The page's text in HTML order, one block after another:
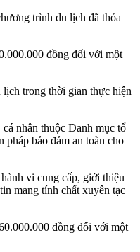
trình du lịch đã thỏa
đồng đối với một
trong thời gian thực hiện
nhân thuộc Danh mục tổ
pháp bảo đảm an toàn cho
vi cung cấp, giới thiệu
mang tính chất xuyên tạc
đồng đối với một